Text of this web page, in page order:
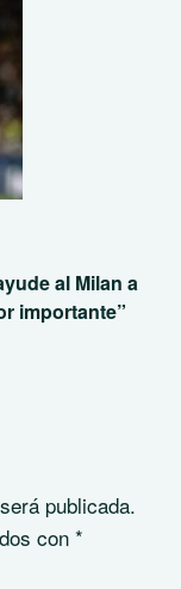
al Milan a
importante”
publicada.
con *